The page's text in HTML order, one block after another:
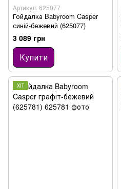
Артикул: 625077
Гойдалка Babyroom Casper
синій-бежевий (625077)
3 089 грн
Купити
ХІТ